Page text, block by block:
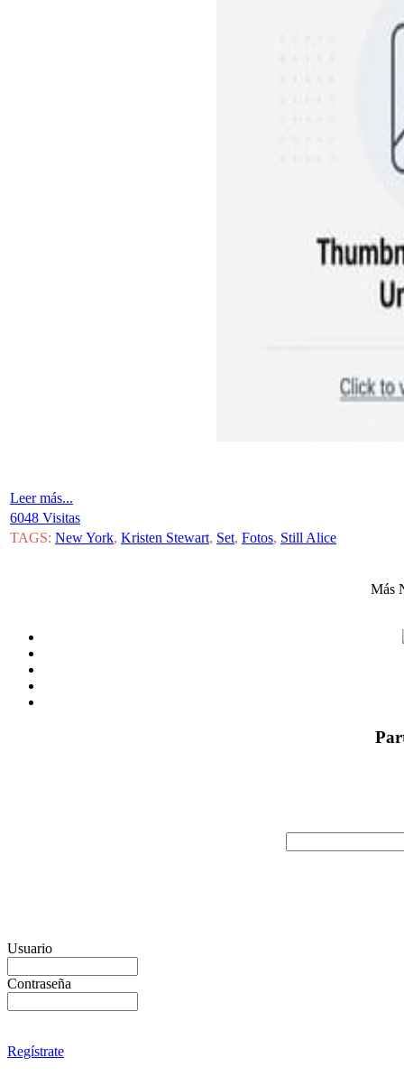
Leer más...
6048 Visitas
TAGS: New York, Kristen Stewart, Set, Fotos, Still Alice
Más
Usuario
Contraseña
Regístrate